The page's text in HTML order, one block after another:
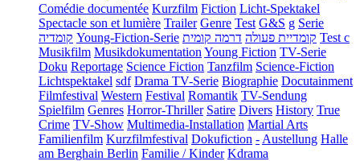
Comédie documentée Kurzfilm Fiction Licht-Spektakel
Spectacle son et lumière Trailer Genre Test G&S g Serie
קומדיה Young-Fiction-Serie קומדיית פעולה דרמה קומית
Test c
Musikfilm Musikdokumentation Young Fiction TV-Serie
Doku Reportage Science Fiction Tanzfilm Science-Fiction
Lichtspektakel sdf Drama TV-Serie Biographie Docutainment
Filmfestival Western Festival Romantik TV-Sendung
Spielfilm Genres Horror-Thriller Satire Divers History True
Crime TV-Show Multimedia-Installation Martial Arts
Familienfilm Kurzfilmfestival Dokufiction - Austellung Halle
am Berghain Berlin Familie / Kinder Kdrama